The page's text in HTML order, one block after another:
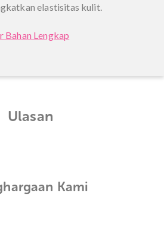
elastisitas kulit.
Bahan Lengkap
Ulasan
Kami